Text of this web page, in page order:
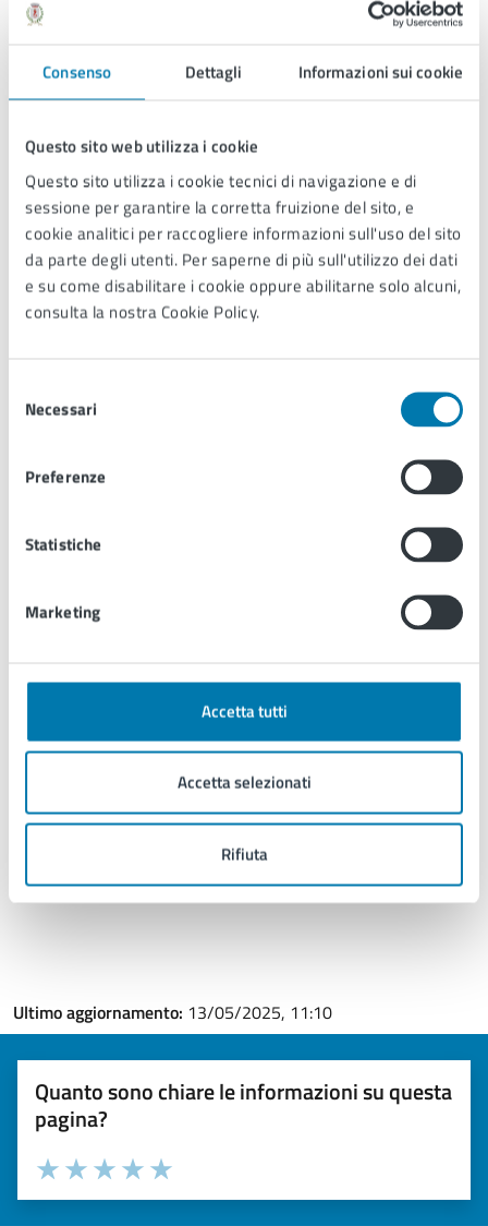
Consenso Dettagli Informazioni sui cookie
Questo sito web utilizza i cookie
Questo sito utilizza i cookie tecnici di navigazione e di
sessione per garantire la corretta fruizione del sito, e
cookie analitici per raccogliere informazioni sull'uso del sito
da parte degli utenti. Per saperne di più sull'utilizzo dei dati
e su come disabilitare i cookie oppure abilitarne solo alcuni,
consulta la nostra Cookie Policy.
delNecessari
Preferenze
Statistiche
Marketing
Accetta tutti
Accetta selezionati
Rifiuta
Un susseguirsi continuo di panorami ampi e suggestivi,
o dal frusciare delle nutrie che nuotano allegramente lungo la
corrente. E’ un itinerario interessante anche per le realtà
storiche e culturali che attraversa, partendo dalla millenaria
Pescia, ricca di chiese, musei e conventi, passando da Chiesina
Uzzanese, sorta nel 1200 sull’incrocio tra la strada etrusca e
quella romana, e poi da Ponte Buggianese, dove è d’obbligo
una sosta al Santuario della Madonna del Buon Consiglio, di
cui si hanno testimonianze fin dal 1562, oggi di notevole
padule di Fucecchio e, lasciando l’argine del Pescia, si gira
verso la riserva naturale della Monaca, che in certe stagioni
dell’anno, è un vero e proprio trionfo di uccelli, anche rari, che
si fermano nell’area umida percorrendo le loro rotte
Ultimo aggiornamento: 13/05/2025, 11:10
Quanto sono chiare le informazioni su questa
pagina?
Valuta 5 stelle su 5
Valuta 4 stelle su 5
Valuta 3 stelle su 5
Valuta 2 stelle su 5
Valuta 1 stelle su 5